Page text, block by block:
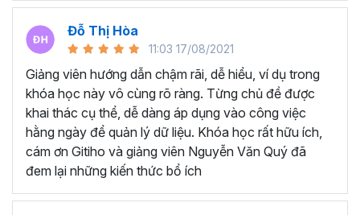
Kiến thức Google Sheets nâng cao
Học viên nói gì về chương
trình này:
“Lúc chưa học nhìn vào công việc rất mơ hồ. Sau
khi được học em đã được thông não. Cảm ơn
Thầy đã tạo ra một khóa học Google Sheet vô
cùng ý nghĩa. Với những kiến thức vừa học được
giúp phần cải thiện công việc văn phòng của em
rất nhiều.”
Đỗ Thị Hòa
11:03 17/08/2021
Giảng viên hướng dẫn chậm rãi, dễ hiểu, ví dụ trong
khóa học này vô cùng rõ ràng. Từng chủ đề được
khai thác cụ thể, dễ dàng áp dụng vào công việc
hằng ngày để quản lý dữ liệu. Khóa học rất hữu ích,
cám ơn Gitiho và giảng viên Nguyễn Văn Quý đã
đem lại những kiến thức bổ ích